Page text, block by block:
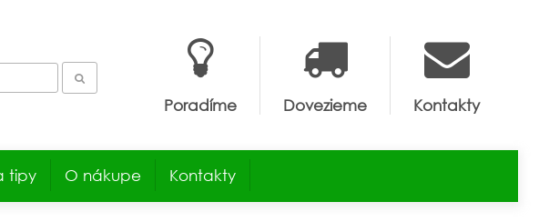
Kontakty
Dovezieme
Poradíme
tipy O nákupe Kontakty